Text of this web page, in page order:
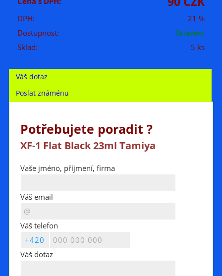
DPH:
21 %
Dostupnost:
Skladem
Sklad:
5 ks
Váš dotaz
Poslat známénu
Potřebujete poradit ?
XF-1 Flat Black 23ml Tamiya
Vaše jméno, příjmení, firma
Váš email
Váš telefon
Váš dotaz